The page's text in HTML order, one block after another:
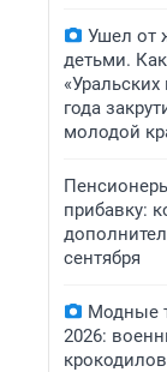
Ушел от
детьми.
года
молодой
прибавку:
сентября
Модные
2026: